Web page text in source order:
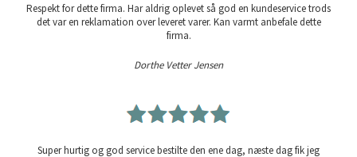
Respekt for dette firma. Har aldrig oplevet så god en kundeservice trods
det var en reklamation over leveret varer. Kan varmt anbefale dette
firma.
Dorthe Vetter Jensen
Super hurtig og god service bestilte den ene dag, næste dag fik jeg